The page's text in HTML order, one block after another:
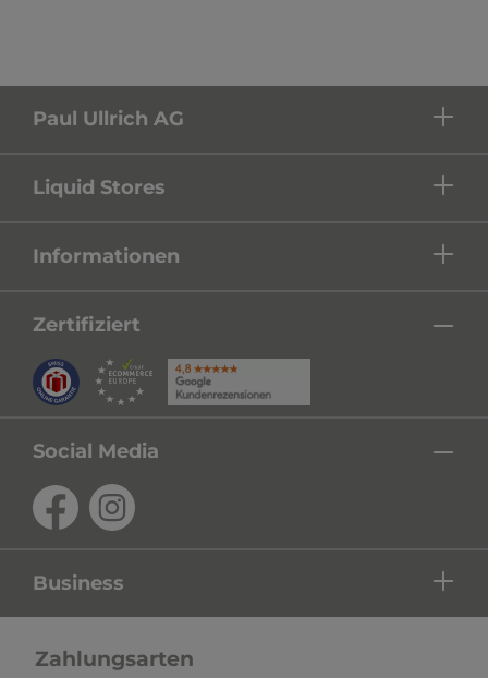
Paul Ullrich AG
Liquid Stores
Informationen
Zertifiziert
Social Media
Business
Zahlungsarten